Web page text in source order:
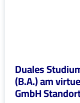
Duales
(B.A.) am
GmbH